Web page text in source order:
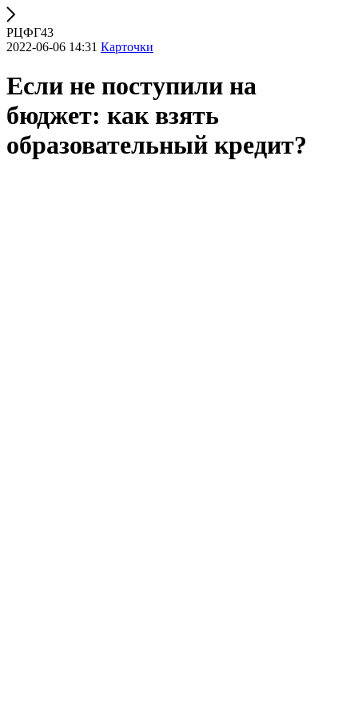
РЦФГ43
2022-06-06 14:31 Карточки
Если не поступили на
бюджет: как взять
образовательный кредит?